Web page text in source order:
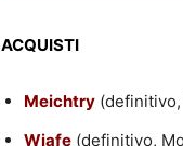
ACQUISTI
Meichtry
Wiafe (definitivo,